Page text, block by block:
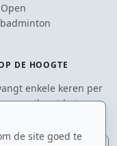
de site goed te
DE HOOGTE
enkele keren per
e-mail met het
badmintonnieuws.